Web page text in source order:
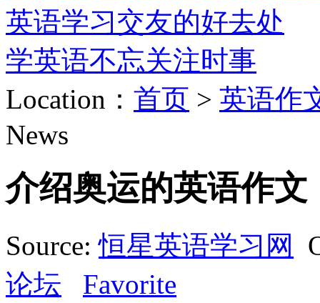
英语学习交友的好去处
学英语不忘关注时事
Location： 首页 > 英语作
News
介绍奥运的英语作文
Source:恒星英语学习网
论坛
Favorite